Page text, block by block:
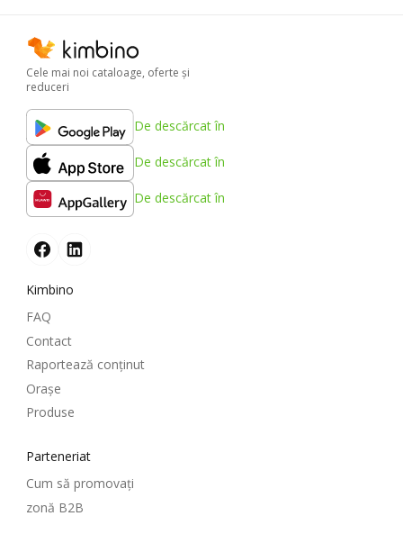
Cele mai noi cataloage, oferte şi
reduceri
De descărcat în
De descărcat în
De descărcat în
Kimbino
FAQ
Contact
Raportează conținut
Oraşe
Produse
Parteneriat
Cum să promovați
zonă B2B